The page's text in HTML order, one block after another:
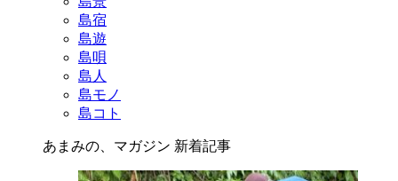
島宿
島遊
島唄
島人
島モノ
島コト
あまみの、マガジン 新着記事